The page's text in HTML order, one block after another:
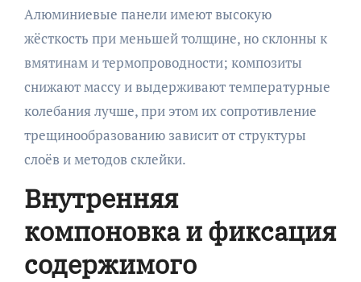
Алюминиевые панели имеют высокую
жёсткость при меньшей толщине, но склонны к
вмятинам и термопроводности; композиты
снижают массу и выдерживают температурные
колебания лучше, при этом их сопротивление
трещинообразованию зависит от структуры
слоёв и методов склейки.
Внутренняя
компоновка и фиксация
содержимого